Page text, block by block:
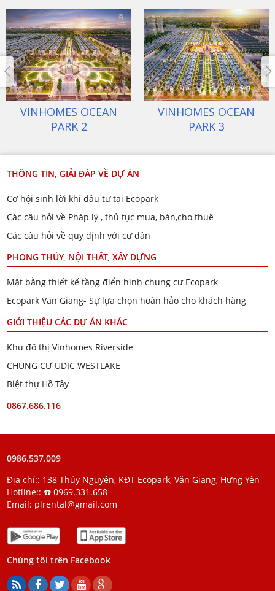
ECOPARK VĂN GIANG
VINHOMES OCEAN
PARK 1
THÔNG TIN, GIẢI ĐÁP VỀ DỰ ÁN
Cơ hội sinh lời khi đầu tư tại Ecopark
Các câu hỏi về Pháp lý , thủ tục mua, bán,cho thuê
Các câu hỏi về quy định với cư dân
PHONG THỦY, NỘI THẤT, XÂY DỰNG
Mặt bằng thiết kế tầng điển hình chung cư Ecopark
Ecopark Văn Giang- Sự lựa chọn hoàn hảo cho khách hàng
GIỚI THIỆU CÁC DỰ ÁN KHÁC
Khu đô thị Vinhomes Riverside
CHUNG CƯ UDIC WESTLAKE
Biệt thự Hồ Tây
0867.686.116
0986.537.009
Địa chỉ:: 138 Thủy Nguyên, KĐT Ecopark, Văn Giang, Hưng Yên
Hotline:: ☎️ 0969.331.658
Email: plrental@gmail.com
Chúng tôi trên Facebook